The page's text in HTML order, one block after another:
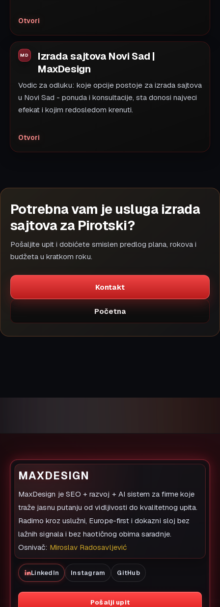
Otvori
Izrada sajtova Novi Sad |
MaxDesign
Vodic za odluku: koje opcije postoje za izrada sajtova
u Novi Sad - ponuda i konsultacije, sta donosi najveci
efekat i kojim redosledom krenuti.
Otvori
Potrebna vam je usluga izrada
sajtova za Pirotski?
Pošaljite upit i dobićete smislen predlog plana, rokova i
budžeta u kratkom roku.
Kontakt
Početna
MAXDESIGN
MaxDesign je SEO + razvoj + AI sistem za firme koje
traže jasnu putanju od vidljivosti do kvalitetnog upita.
Radimo kroz uslužni, Europe-first i dokazni sloj bez
lažnih signala i bez haotičnog obima saradnje.
Osnivač: Miroslav Radosavljević
LinkedIn Instagram GitHub
Pošalji upit